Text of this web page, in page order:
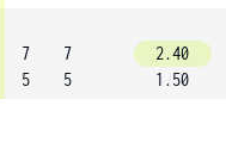
7
5
7
5
2.40
1.50